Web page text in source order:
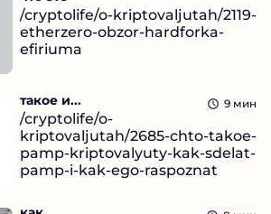
/cryptolife/o-kriptovaljutah/2119-
etherzero-obzor-hardforka-
efiriuma
такое и...
/cryptolife/o-
kriptovaljutah/2685-chto-takoe-
pamp-kriptovalyuty-kak-sdelat-
pamp-i-kak-ego-raspoznat
9 мин